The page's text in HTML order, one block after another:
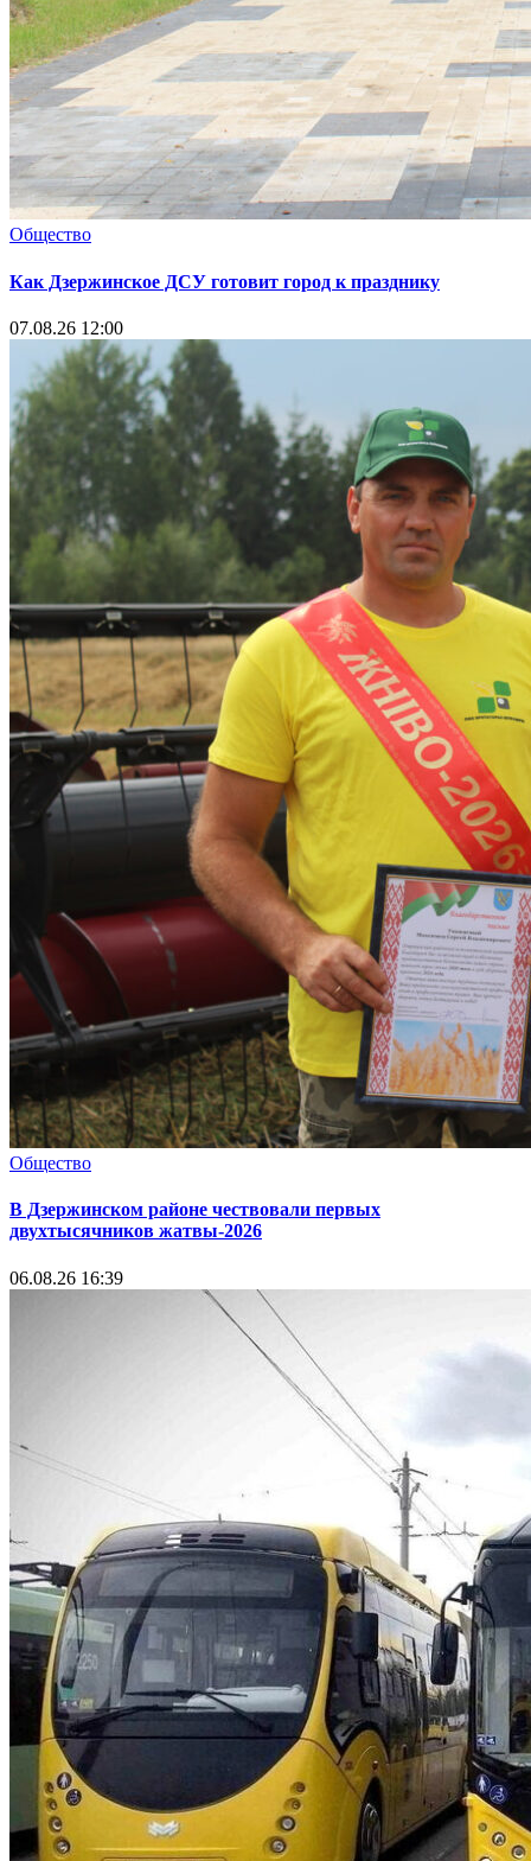
Общество
Как Дзержинское ДСУ готовит город к празднику
07.08.26 12:00
Общество
В Дзержинском районе чествовали первых
двухтысячников жатвы-2026
06.08.26 16:39